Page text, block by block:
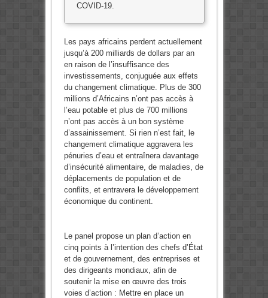
COVID-19.
Les pays africains perdent actuellement
jusqu’à 200 milliards de dollars par an
en raison de l’insuffisance des
investissements, conjuguée aux effets
du changement climatique. Plus de 300
millions d’Africains n’ont pas accès à
l’eau potable et plus de 700 millions
n’ont pas accès à un bon système
d’assainissement. Si rien n’est fait, le
changement climatique aggravera les
pénuries d’eau et entraînera davantage
d’insécurité alimentaire, de maladies, de
déplacements de population et de
conflits, et entravera le développement
économique du continent.
Le panel propose un plan d’action en
cinq points à l’intention des chefs d’État
et de gouvernement, des entreprises et
des dirigeants mondiaux, afin de
soutenir la mise en œuvre des trois
voies d’action : Mettre en place un